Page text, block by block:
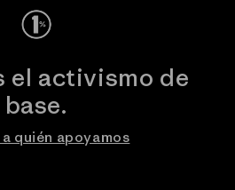
el activismo de
base.
quién apoyamos